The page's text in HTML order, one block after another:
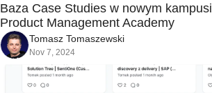
Baza Case Studies w nowym
Product Management Academy
Tomasz Tomaszewski
Nov 7, 2024